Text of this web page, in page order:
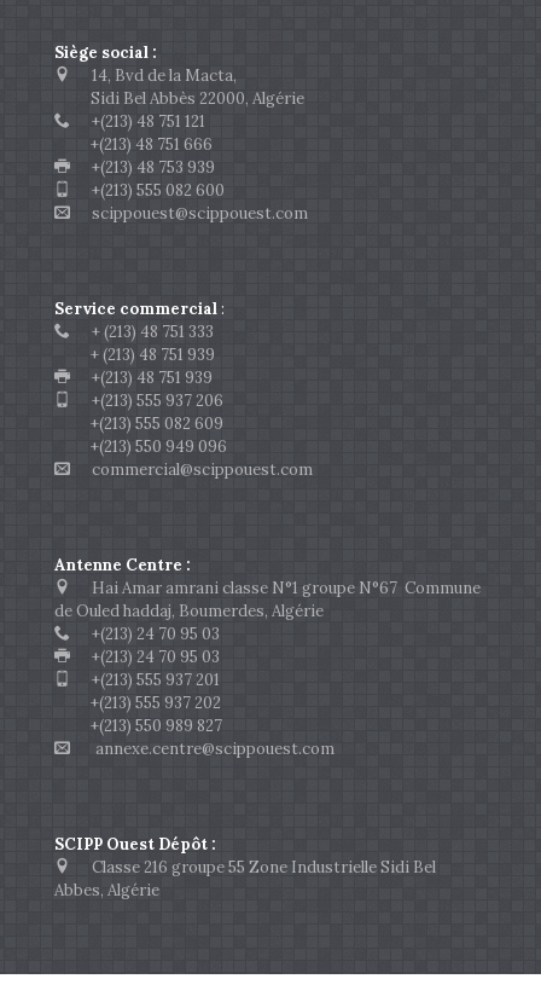
Siège social :
14, Bvd de la Macta,
Sidi Bel Abbès 22000, Algérie
+(213) 48 751 121
+(213) 48 751 666
+(213) 48 753 939
+(213) 555 082 600
scippouest@scippouest.com
Service commercial:
+ (213) 48 751 333
+ (213) 48 751 939
+(213) 48 751 939
+(213) 555 937 206
+(213) 555 082 609
+(213) 550 949 096
commercial@scippouest.com
Antenne Centre :
Hai Amar amrani classe N°1 groupe N°67 Commune
de Ouled haddaj, Boumerdes, Algérie
+(213) 24 70 95 03
+(213) 24 70 95 03
+(213) 555 937 201
+(213) 555 937 202
+(213) 550 989 827
annexe.centre@scippouest.com
SCIPP Ouest Dépôt :
Classe 216 groupe 55 Zone Industrielle Sidi Bel
Abbes, Algérie